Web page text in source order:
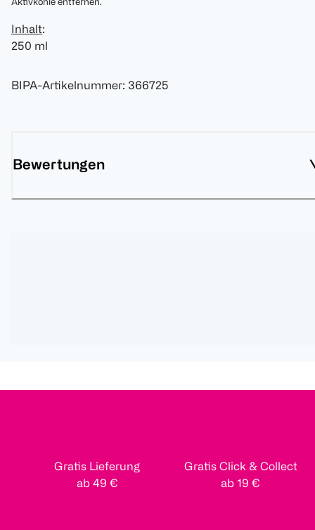
Inhalt:
250 ml
BIPA-Artikelnummer: 366725
Bewertungen
Gratis Lieferung
ab 49 €
Gratis Click & Collect
ab 19 €